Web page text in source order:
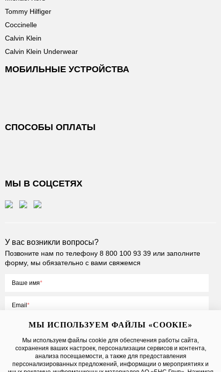
Tommy Hilfiger
Coccinelle
Calvin Klein
Calvin Klein Underwear
МОБИЛЬНЫЕ УСТРОЙСТВА
СПОСОБЫ ОПЛАТЫ
МЫ В СОЦСЕТЯХ
У вас возникли вопросы?
Позвоните нам по телефону 8 800 100 93 39 или заполните
форму, мы обязательно с вами свяжемся
Ваше имя
Email
Нажимая на кнопку «Отправить», вы принимаете условияПубличной
оферты, даетесогласие на обработку персональных данных
МЫ ИСПОЛЬЗУЕМ ФАЙЛЫ «COOKIE»
Мы используем файлы cookie для обеспечения работы сайта,
сохранения ваших настроек, персонализации сервисов и контента,
анализа посещаемости, а также для предоставления
персонализированных предложений, информации о мероприятиях и